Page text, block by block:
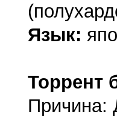
Язык:
Торрент
Причина: